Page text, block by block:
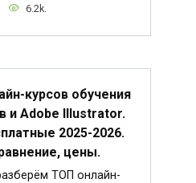
6.2k.
курсов обучения
и Adobe Illustrator.
2025-2026.
цены.
ТОП онлайн-